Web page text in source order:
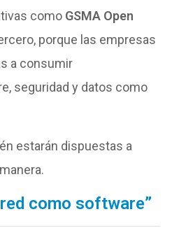
como GSMA Open
porque las empresas
a consumir
seguridad y datos como
estarán dispuestas a
como software”